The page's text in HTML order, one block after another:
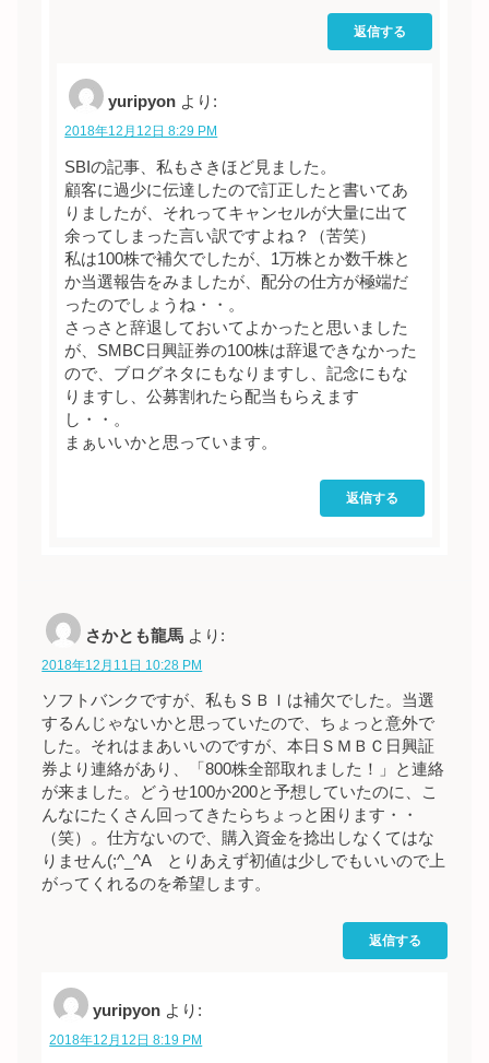
返信する
yuripyon より:
2018年12月12日 8:29 PM
SBIの記事、私もさきほど見ました。
顧客に過少に伝達したので訂正したと書いてあ
りましたが、それってキャンセルが大量に出て
余ってしまった言い訳ですよね？（苦笑）
私は100株で補欠でしたが、1万株とか数千株と
か当選報告をみましたが、配分の仕方が極端だ
ったのでしょうね・・。
さっさと辞退しておいてよかったと思いました
が、SMBC日興証券の100株は辞退できなかった
ので、ブログネタにもなりますし、記念にもな
りますし、公募割れたら配当もらえます
し・・。
まぁいいかと思っています。
返信する
さかとも龍馬 より:
2018年12月11日 10:28 PM
ソフトバンクですが、私もＳＢＩは補欠でした。当選
するんじゃないかと思っていたので、ちょっと意外で
した。それはまあいいのですが、本日ＳＭＢＣ日興証
券より連絡があり、「800株全部取れました！」と連絡
が来ました。どうせ100か200と予想していたのに、こ
んなにたくさん回ってきたらちょっと困ります・・
（笑）。仕方ないので、購入資金を捻出しなくてはな
りません(;^_^A とりあえず初値は少しでもいいので上
がってくれるのを希望します。
返信する
yuripyon より:
2018年12月12日 8:19 PM